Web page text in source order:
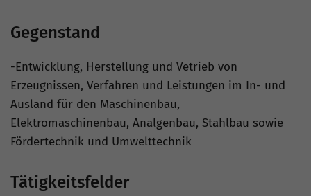
Gegenstand
-Entwicklung, Herstellung und Vetrieb von
Erzeugnissen, Verfahren und Leistungen im In- und
Ausland für den Maschinenbau,
Elektromaschinenbau, Analgenbau, Stahlbau sowie
Fördertechnik und Umwelttechnik
Tätigkeitsfelder